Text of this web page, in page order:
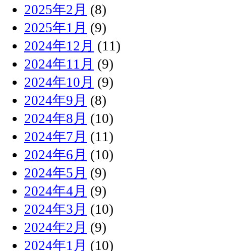
2025年2月 (8)
2025年1月 (9)
2024年12月 (11)
2024年11月 (9)
2024年10月 (9)
2024年9月 (8)
2024年8月 (10)
2024年7月 (11)
2024年6月 (10)
2024年5月 (9)
2024年4月 (9)
2024年3月 (10)
2024年2月 (9)
2024年1月 (10)